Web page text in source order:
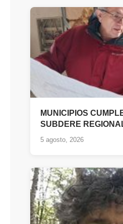
MUNICIPIOS
SUBDERE
5 agosto, 2026